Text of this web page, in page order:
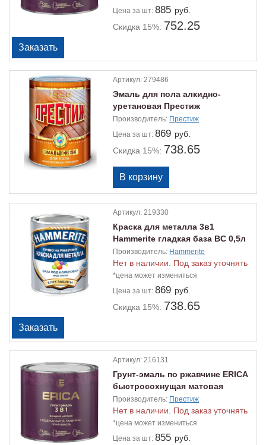
Цена за шт:885 руб.
Скидка 15%: 752.25
Артикул:279486
Эмаль для пола алкидно-
уретановая Престиж
быстросохнущая желто-
коричневая 1,9кг
Производитель: Престиж
Цена за шт:869 руб.
Скидка 15%: 738.65
Артикул:219330
Краска для металла 3в1
Hammerite гладкая база BC 0,5л
Производитель: Hammerite
Нет в наличии. Под заказ уточнять
*цена может измениться
Цена за шт:869 руб.
Скидка 15%: 738.65
Артикул:216131
Грунт-эмаль по ржавчине ERICA
быстросохнущая матовая
зеленая 1.8кг
Производитель: Престиж
Нет в наличии. Под заказ уточнять
*цена может измениться
Цена за шт:855 руб.